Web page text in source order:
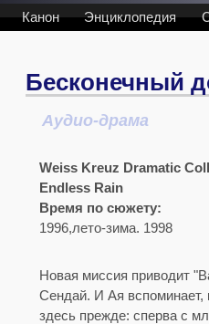
Канон Энциклопедия
Бесконечный
Аудио-драма
Weiss Kreuz Dramatic
Endless Rain
Время по сюжету:
1996,лето-зима. 1998
Новая миссия приводит
Сендай. И Ая вспоминает,
здесь прежде: сперва с